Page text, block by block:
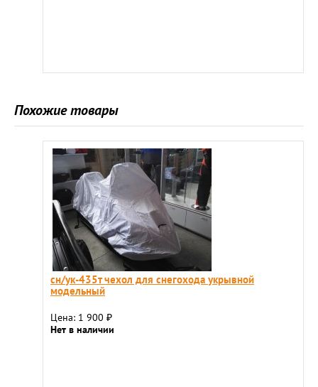
Похожие товары
сн/ук-435т чехол для снегохода укрывной
модельный
Цена: 1 900 ₽
Нет в наличии